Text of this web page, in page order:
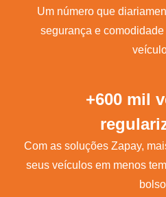
Um número que
segurança e
+600 mil
Com as soluções Zapay,
seus veículos em menos